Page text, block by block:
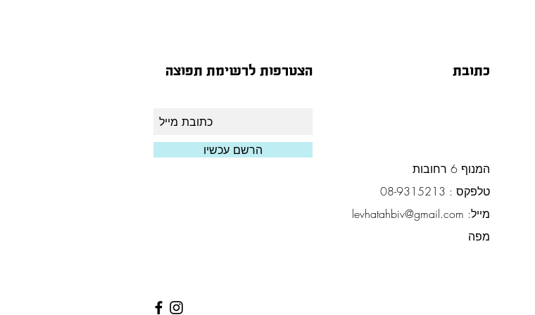
הצטרפות לרשימת תפוצה כתובת
הרשם עכשיו
המנוף 6 רחובות
טלפקס : 08-9315213
מייל: levhatahbiv@gmail.com
מפה